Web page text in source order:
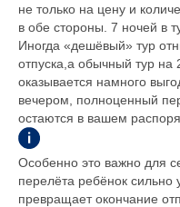
не только на цену и
в обе стороны. 7 ночей в
Иногда «дешёвый» тур
отпуска,а обычный тур на
оказывается намного
вечером, полноценный
остаются в вашем
Особенно это важно для
перелёта ребёнок сильно
превращает окончание